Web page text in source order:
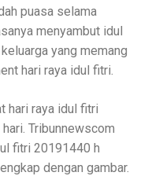
puasa selama
menyambut idul
yang memang
hari raya idul fitri.
hari raya idul fitri
Tribunnewscom
fitri 20191440 h
dengan gambar.